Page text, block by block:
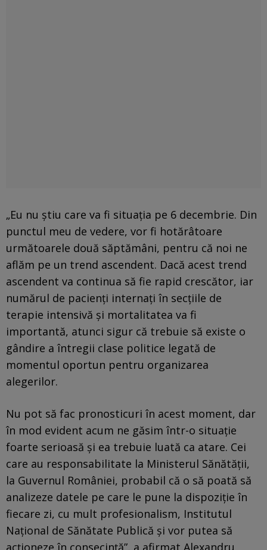
„Eu nu ştiu care va fi situaţia pe 6 decembrie. Din
punctul meu de vedere, vor fi hotărâtoare
următoarele două săptămâni, pentru că noi ne
aflăm pe un trend ascendent. Dacă acest trend
ascendent va continua să fie rapid crescător, iar
numărul de pacienţi internaţi în secţiile de
terapie intensivă şi mortalitatea va fi
importantă, atunci sigur că trebuie să existe o
gândire a întregii clase politice legată de
momentul oportun pentru organizarea
alegerilor.
Nu pot să fac pronosticuri în acest moment, dar
în mod evident acum ne găsim într-o situaţie
foarte serioasă şi ea trebuie luată ca atare. Cei
care au responsabilitate la Ministerul Sănătăţii,
la Guvernul României, probabil că o să poată să
analizeze datele pe care le pune la dispoziţie în
fiecare zi, cu mult profesionalism, Institutul
Naţional de Sănătate Publică şi vor putea să
acţioneze în consecinţă”, a afirmat Alexandru